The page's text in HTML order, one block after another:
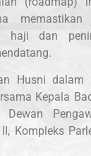
memastikan
haji dan
Husni dalam
Kepala
Dewan
Kompleks